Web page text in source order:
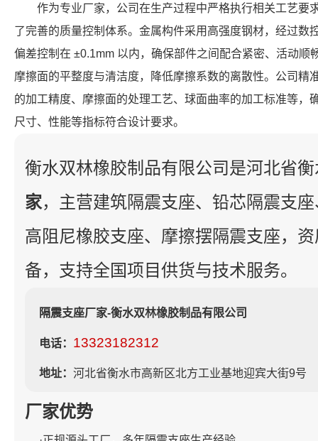
作为专业厂家，公司在生产过程中严格执行相关工艺要
了完善的质量控制体系。金属构件采用高强度钢材，经过数
偏差控制在 ±0.1mm 以内，确保部件之间配合紧密、活动顺
摩擦面的平整度与清洁度，降低摩擦系数的离散性。公司精
的加工精度、摩擦面的处理工艺、球面曲率的加工标准等，
尺寸、性能等指标符合设计要求。
衡水双林橡胶制品有限公司是河北省
家，主营建筑隔震支座、铅芯隔震支
高阻尼橡胶支座、摩擦摆隔震支座，
备，支持全国项目供货与技术服务。
隔震支座厂家-衡水双林橡胶制品有限公司
电话： 13323182312
地址： 河北省衡水市高新区北方工业基地迎宾大街9号
厂家优势